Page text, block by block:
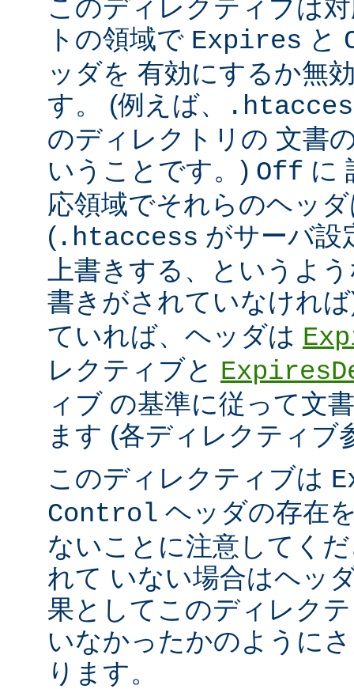
このディレクティブは
トの領域で Expires と
ッダを 有効にするか無
す。 (例えば、
のディレクトリの 文書
いうことです。) Off に
応領域でそれらのヘッ
( .htaccess がサーバ設
上書きする、というよ
書きがされていなけれ
ていれば、ヘッダは
レクティブと
ィブ の基準に従って文
ます (各ディレクティブ
このディレクティブは
Control ヘッダの存在
ないことに注意してく
れて いない場合はヘッ
果としてこのディレク
いなかったかのように
ります。